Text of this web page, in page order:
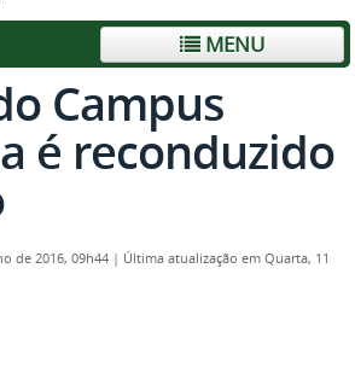
MENU
Campus
é reconduzido
de 2016, 09h44 | Última atualização em Quarta, 11